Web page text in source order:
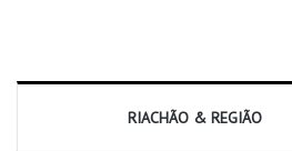
RIACHÃO & REGIÃO